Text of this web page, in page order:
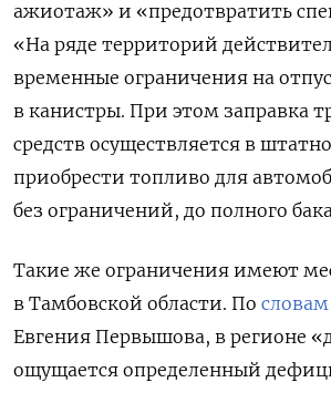
ажиотаж» и «предотвратить
«На ряде территорий
временные ограничения на
в канистры. При этом заправка
средств осуществляется в
приобрести топливо для
без ограничений, до полного
Такие же ограничения имеют
в Тамбовской области. По словам
Евгения Первышова, в регионе
ощущается определенный